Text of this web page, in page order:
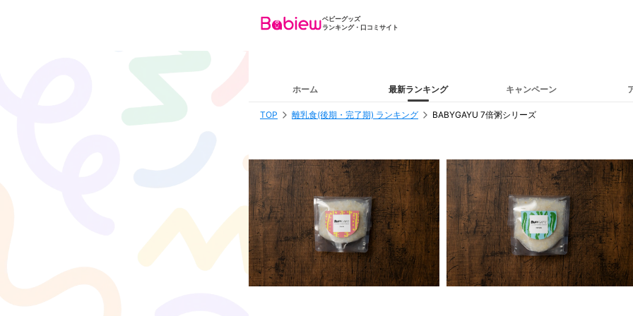
ベビーグッズ
ランキング・口コミサイト
ホーム 最新ランキング キャンペーン
TOP 離乳食(後期・完了期) ランキング BABYGAYU 7倍粥シリーズ